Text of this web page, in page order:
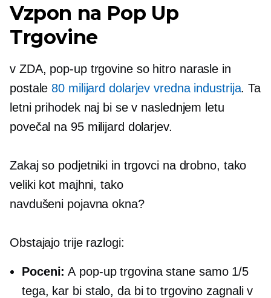
Vzpon na Pop Up
Trgovine
v ZDA, pop-uptrgovine so hitro narasle in
postale 80 milijard dolarjev vredna industrija. Ta
letni prihodek naj bi se v naslednjem letu
povečal na 95 milijard dolarjev.
Zakaj so podjetniki in trgovci na drobno, tako
veliki kot majhni, tako
navdušeni pojavna okna?
Obstajajo trije razlogi:
Poceni: A pop-uptrgovina stane samo 1/5
tega, kar bi stalo, da bi to trgovino zagnali v